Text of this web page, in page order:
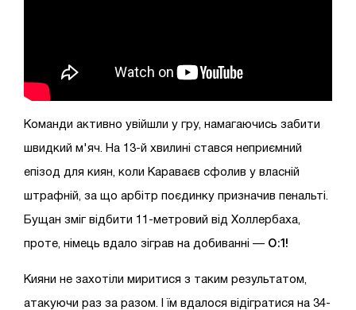
Команди активно увійшли у гру, намагаючись забити
швидкий м'яч. На 13-й хвилині стався неприємний
епізод для киян, коли Караваєв сфолив у власній
штрафній, за що арбітр поєдинку призначив пенальті.
Бущан зміг відбити 11-метровий від Холлербаха,
проте, німець вдало зіграв на добиванні — 0:1!
Кияни не захотіли миритися з таким результатом,
атакуючи раз за разом. І їм вдалося відігратися на 34-